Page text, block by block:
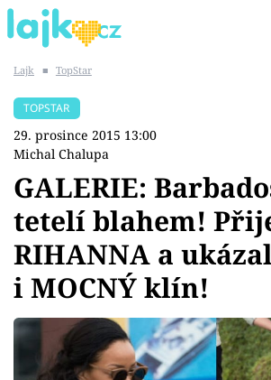
SHOPAHOLICADEL
Témata
Showbyznys
Youtubeři
Virály
Lajk ■ TopStar
TOPSTAR
29. prosince 2015 13:00
Michal Chalupa
GALERIE:
tetelí blahem!
RIHANNA a
i MOCNÝ klín!